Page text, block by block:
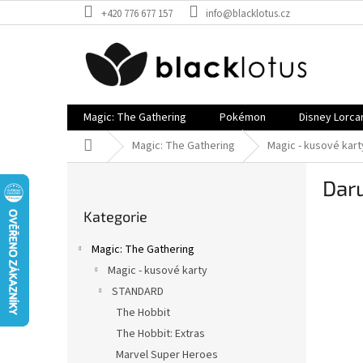
na
+420 776 677 157 info@blacklotus.cz
Magic: The Gathering Pokémon Disney
Domů Magic: The Gathering Magic - kusové
kategorie
Kategorie
Magic: The Gathering
Magic - kusové karty
STANDARD
The Hobbit
The Hobbit: Extras
Marvel Super Heroes